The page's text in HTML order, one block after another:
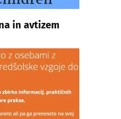
in avtizem